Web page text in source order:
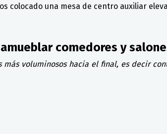
colocado una mesa de centro auxiliar
comedores y
voluminosos hacia el final, es decir